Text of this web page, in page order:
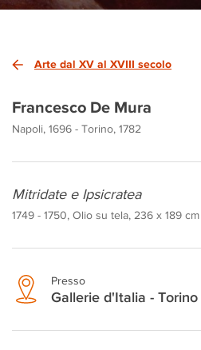
Arte dal XV al XVIII secolo
Francesco De Mura
Napoli, 1696 - Torino, 1782
Mitridate e Ipsicratea
1749 - 1750, Olio su tela, 236 x 189 cm
Presso
Gallerie d'Italia - Torino